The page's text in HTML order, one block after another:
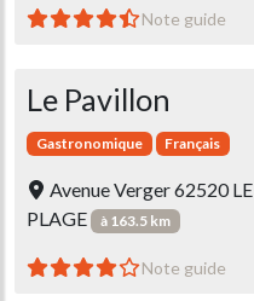
Note guide
Le Pavillon
Gastronomique Français
Avenue Verger 62520
PLAGE
à 163.5 km
Note guide